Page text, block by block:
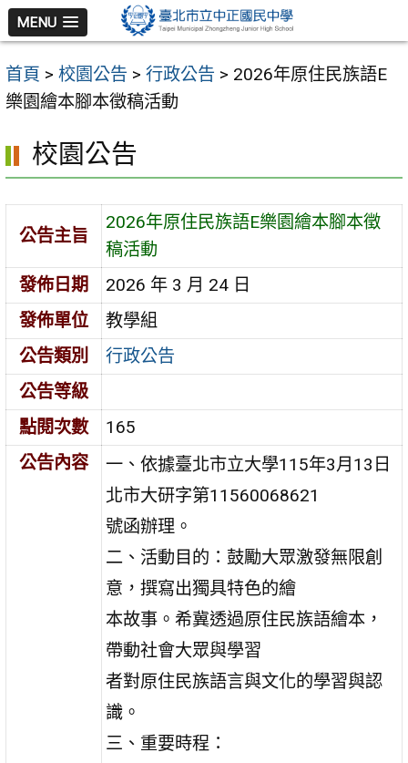
跳
至
主
要
容
區
MENU
首頁 > 校園公告 > 行政公告 > 2026年原住民族語E
樂園繪本腳本徵稿活動
校園公告
公告主旨
2026年原住民族語E樂園繪本腳本徵
稿活動
發佈日期
2026 年 3 月 24 日
發佈單位
教學組
公告類別
行政公告
公告等級
點閱次數
165
公告內容
一、依據臺北市立大學115年3月13日
北市大研字第11560068621
號函辦理。
二、活動目的：鼓勵大眾激發無限創
意，撰寫出獨具特色的繪
本故事。希冀透過原住民族語繪本，
帶動社會大眾與學習
者對原住民族語言與文化的學習與認
識。
三、重要時程：